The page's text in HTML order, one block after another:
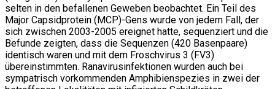
selten in den befallenen Geweben beobachtet. Ein Teil des
Major Capsidprotein (MCP)-Gens wurde von jedem Fall, der
sich zwischen 2003-2005 ereignet hatte, sequenziert und die
Befunde zeigten, dass die Sequenzen (420 Basenpaare)
identisch waren und mit dem Froschvirus 3 (FV3)
übereinstimmten. Ranavirusinfektionen wurden auch bei
sympatrisch vorkommenden Amphibienspezies in zwei der